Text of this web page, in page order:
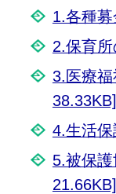
1.各種
2.保育
3.医療
38.33KB]
4.生活
5.被保
21.66KB]